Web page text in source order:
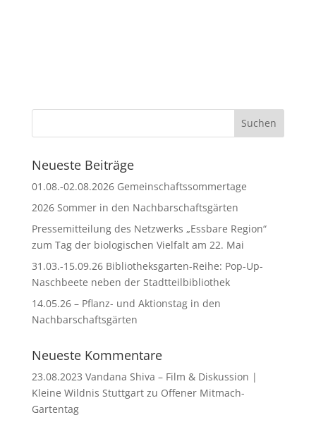
Neueste Beiträge
01.08.-02.08.2026 Gemeinschaftssommertage
2026 Sommer in den Nachbarschaftsgärten
Pressemitteilung des Netzwerks „Essbare Region“
zum Tag der biologischen Vielfalt am 22. Mai
31.03.-15.09.26 Bibliotheksgarten-Reihe: Pop-Up-
Naschbeete neben der Stadtteilbibliothek
14.05.26 – Pflanz- und Aktionstag in den
Nachbarschaftsgärten
Neueste Kommentare
23.08.2023 Vandana Shiva – Film & Diskussion |
Kleine Wildnis Stuttgartzu Offener Mitmach-
Gartentag